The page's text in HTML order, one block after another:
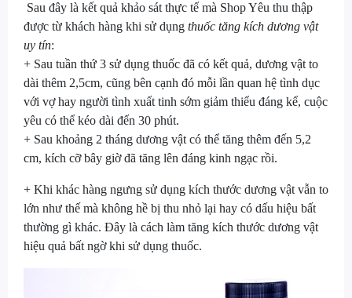
Sau đây là kết quả khảo sát thực tế mà Shop Yêu thu thập
được từ khách hàng khi sử dụng thuốc tăng kích dương vật
uy tín:
+ Sau tuần thứ 3 sử dụng thuốc đã có kết quả, dương vật to
dài thêm 2,5cm, cũng bên cạnh đó mỗi lần quan hệ tình dục
với vợ hay người tình xuất tinh sớm giảm thiểu đáng kể, cuộc
yêu có thể kéo dài đến 30 phút.
+ Sau khoảng 2 tháng dương vật có thể tăng thêm đến 5,2
cm, kích cỡ bây giờ đã tăng lên đáng kinh ngạc rồi.
+ Khi khác hàng ngưng sử dụng kích thước dương vật vẫn to
lớn như thế mà không hề bị thu nhỏ lại hay có dấu hiệu bất
thường gì khác. Đây là cách làm tăng kích thước dương vật
hiệu quả bất ngờ khi sử dụng thuốc.